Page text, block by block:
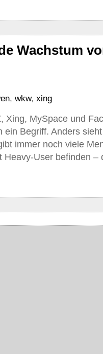
Wachstum
, wkw, xing
Xing, MySpace und
ein Begriff. Anders
immer noch viele
Heavy-User befinden –